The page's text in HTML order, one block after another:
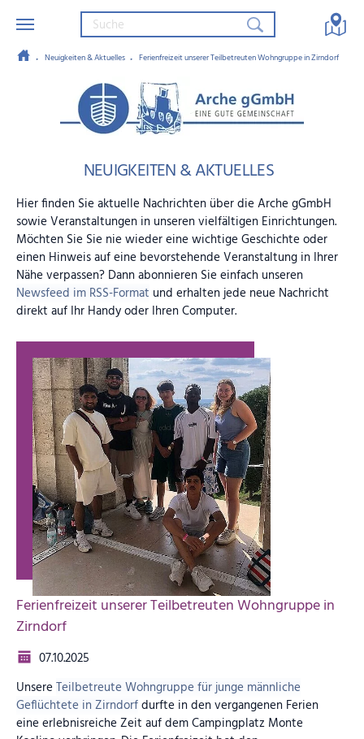
Neuigkeiten & Aktuelles Ferienfreizeit unserer Teilbetreuten Wohngruppe in Zirndorf
NEUIGKEITEN & AKTUELLES
Hier finden Sie aktuelle Nachrichten über die Arche gGmbH
sowie Veranstaltungen in unseren vielfältigen Einrichtungen.
Möchten Sie Sie nie wieder eine wichtige Geschichte oder
einen Hinweis auf eine bevorstehende Veranstaltung in Ihrer
Nähe verpassen? Dann abonnieren Sie einfach unseren
Newsfeed im RSS-Format und erhalten jede neue Nachricht
direkt auf Ihr Handy oder Ihren Computer.
Ferienfreizeit unserer Teilbetreuten Wohngruppe in
Zirndorf
07.10.2025
Unsere Teilbetreute Wohngruppe für junge männliche
Geflüchtete in Zirndorfdurfte in den vergangenen Ferien
eine erlebnisreiche Zeit auf dem Campingplatz Monte